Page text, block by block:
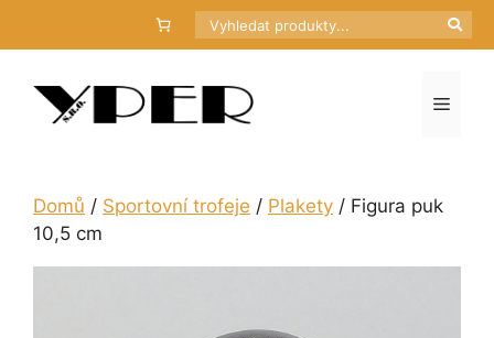
Hledat
Menu
Domů / Sportovní trofeje / Plakety / Figura puk
10,5 cm